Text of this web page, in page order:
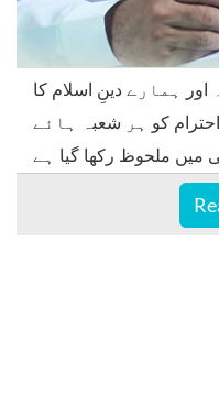
اور ہمارے دینِ اسلام کا
کو ہر شعبہ ہائے
میں ملحوظ رکھا گیا ہے